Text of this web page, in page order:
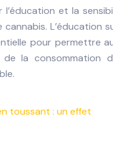
et la
L’éducation
pour permettre
de la
toussant : un effet